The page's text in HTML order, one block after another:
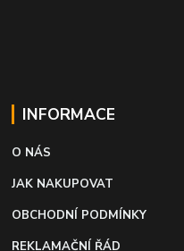
INFORMACE
O NÁS
JAK NAKUPOVAT
OBCHODNÍ PODMÍNKY
REKLAMAČNÍ ŘÁD